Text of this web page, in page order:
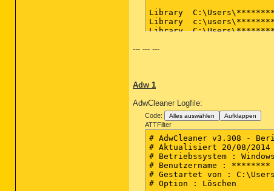
Library
Library
Library
Reg
Reg
---- Disk sectors - GMER
Disk
---- EOF - GMER 2.1 ----
--- --- ---
Adw 1
AdwCleaner Logfile:
Code: Alles auswählen Aufklappen
ATTFilter
# AdwCleaner v3.308 -
# Aktualisiert 20/08/2014
# Betriebssystem :
# Benutzername :
# Gestartet von :
# Option : Löschen